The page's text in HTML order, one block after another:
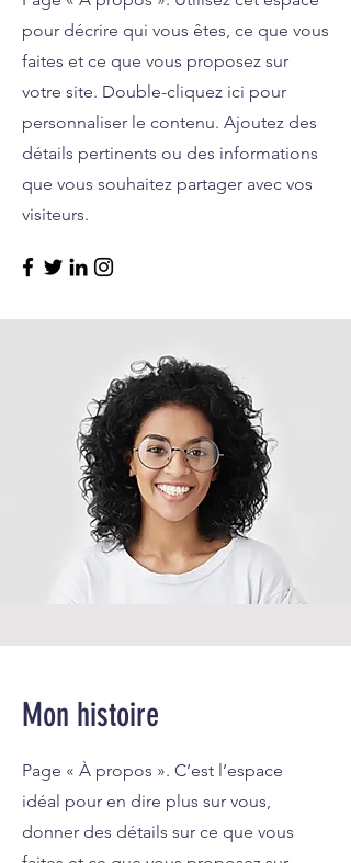
pour décrire qui vous êtes, ce que vous
faites et ce que vous proposez sur
votre site. Double-cliquez ici pour
personnaliser le contenu. Ajoutez des
détails pertinents ou des informations
que vous souhaitez partager avec vos
visiteurs.
Mon histoire
Page « À propos ». C’est l’espace
idéal pour en dire plus sur vous,
donner des détails sur ce que vous